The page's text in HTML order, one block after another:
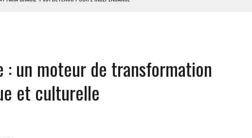
L’AVANCEMENT DU PROJET SÉNÉGALO-MAURITANIEN
POUR BÂTIR LA GRANDE CÔTE D’IVOIRE
: un moteur de transformation
et culturelle